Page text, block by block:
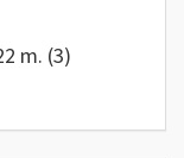
m. (3)